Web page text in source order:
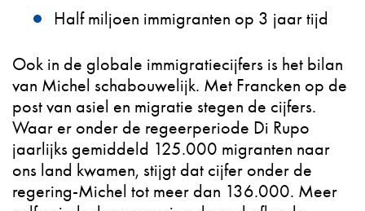
Half miljoen immigranten op 3 jaar tijd
Ook in de globale immigratiecijfers is het bilan
van Michel schabouwelijk. Met Francken op de
post van asiel en migratie stegen de cijfers.
Waar er onder de regeerperiode Di Rupo
jaarlijks gemiddeld 125.000 migranten naar
ons land kwamen, stijgt dat cijfer onder de
regering-Michel tot meer dan 136.000. Meer